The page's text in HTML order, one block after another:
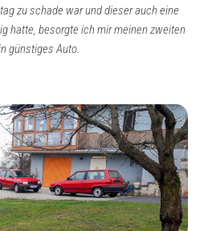
zu schade war und dieser auch eine
hatte, besorgte ich mir meinen zweiten
günstiges Auto.